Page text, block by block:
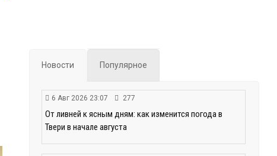
Новости Популярное
6 Авг 2026 23:07 277
От ливней к ясным дням: как изменится погода в
Твери в начале августа